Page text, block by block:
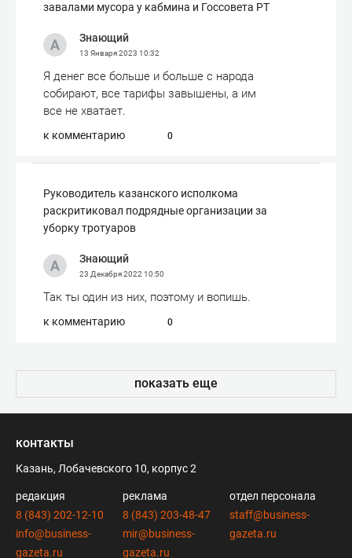
завалами мусора у кабмина и Госсовета РТ
Знающий
13 Января 2023 10:32
Я денег все больше и больше с народа
собирают, все тарифы завышены, а им
все не хватает.
к комментарию 0
Руководитель казанского исполкома
раскритиковал подрядные организации за
уборку тротуаров
Знающий
23 Декабря 2022 10:50
Так ты один из них, поэтому и вопишь.
к комментарию 0
показать еще
контакты
Казань, Лобачевского 10, корпус 2
редакция
8 (843) 202-12-10
info@business-
gazeta.ru
реклама
8 (843) 203-48-47
mir@business-
gazeta.ru
отдел персонала
staff@business-
gazeta.ru